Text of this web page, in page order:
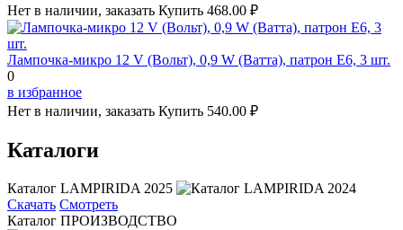
Нет в наличии, заказать Купить 468.00 ₽
Лампочка-микро 12 V (Вольт), 0,9 W (Ватта), патрон Е6, 3 шт.
0
в избранное
Нет в наличии, заказать Купить 540.00 ₽
Каталоги
Каталог LAMPIRIDA 2025
Скачать Смотреть
Каталог ПРОИЗВОДСТВО